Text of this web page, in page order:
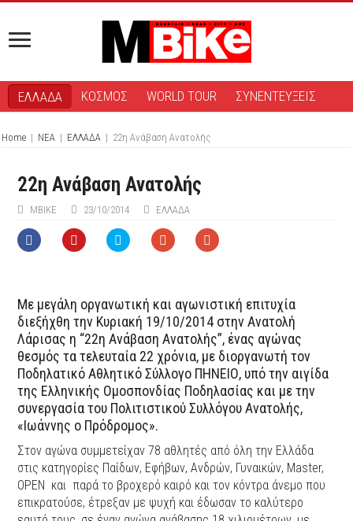
ΕΛΛΑΔΑ ΚΟΣΜΟΣ WORLD TOUR ΣΥΝΕΝΤΕΥΞΕΙΣ
Home | ΝΕΑ | ΕΛΛΑΔΑ | 22η Ανάβαση Ανατολής
22η Ανάβαση Ανατολής
ΜΒIKE 23/10/2014 ΕΛΛΑΔΑ
Με μεγάλη οργανωτική και αγωνιστική επιτυχία
διεξήχθη την Κυριακή 19/10/2014 στην Ανατολή
Λάρισας η “22η Ανάβαση Ανατολής”, ένας αγώνας
θεσμός τα τελευταία 22 χρόνια, με διοργανωτή τον
Ποδηλατικό Αθλητικό Σύλλογο ΠΗΝΕΙΟ, υπό την αιγίδα
της Ελληνικής Ομοσπονδίας Ποδηλασίας και με την
συνεργασία του Πολιτιστικού Συλλόγου Ανατολής,
«Ιωάννης ο Πρόδρομος».
Στον αγώνα συμμετείχαν 78 αθλητές από όλη την Ελλάδα
στις κατηγορίες Παίδων, Εφήβων, Ανδρών, Γυναικών, Master,
OPEN και παρά το βροχερό καιρό και τον κόντρα άνεμο που
επικρατούσε, έτρεξαν με ψυχή και έδωσαν το καλύτερο